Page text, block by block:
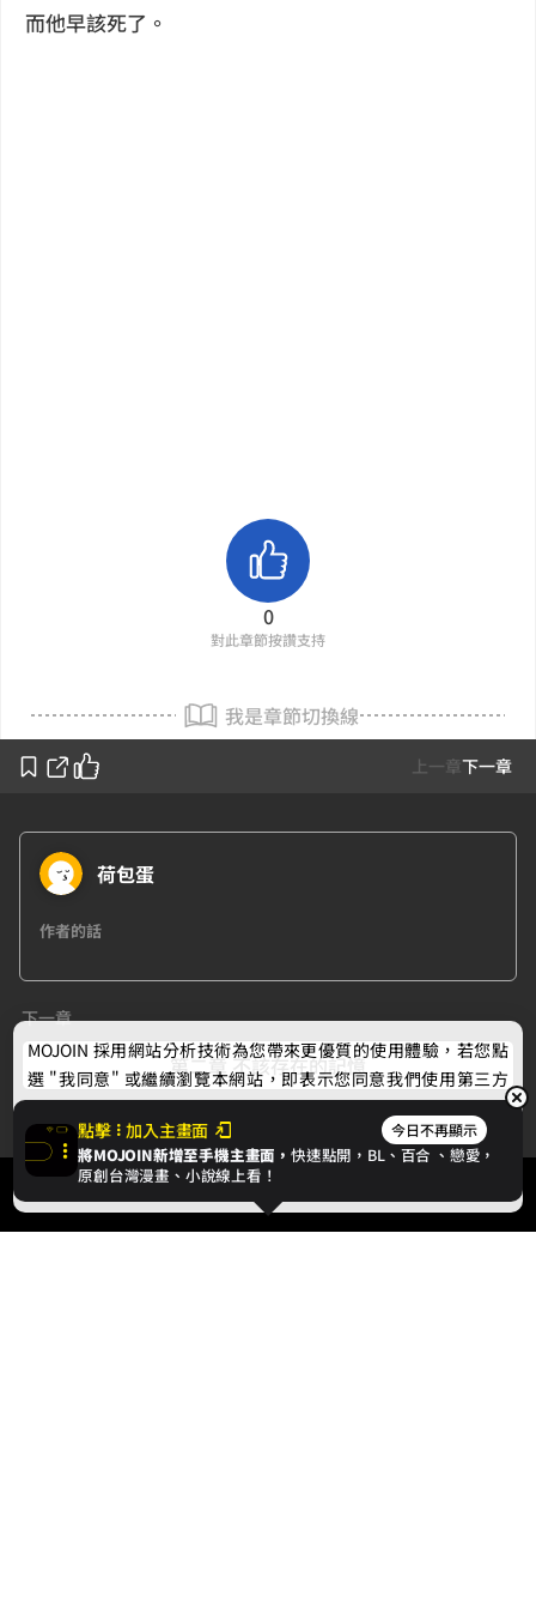
上一章下一章
而他早該死了。
0
對此章節按讚支持
我是章節切換線
荷包蛋
作者的話
下一章
第二章 不該存在的記憶
點擊 加入主畫面 今日不再顯示
將MOJOIN新增至手機主畫面，快速點開，BL、 百合 、戀愛，
原創台灣漫畫、小說線上看！
MOJOIN 採用網站分析技術為您帶來更優質的使用體驗，若您點
選 "我同意" 或繼續瀏覽本網站，即表示您同意我們使用第三方
Cookie，欲瞭解更多資訊請見隱私權政策。
我同意